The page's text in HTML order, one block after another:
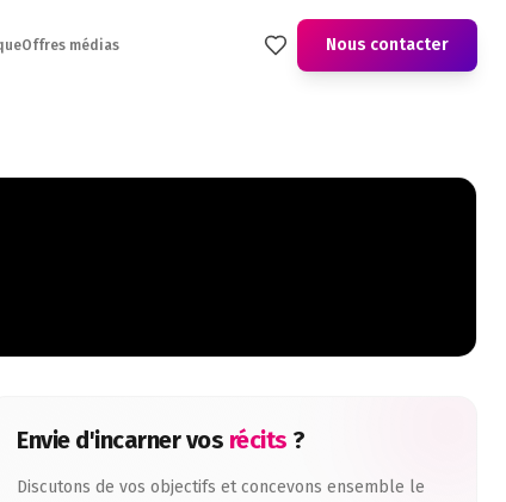
Offres médias Nous contacter
Envie d'incarner vos récits ?
Discutons de vos objectifs et concevons ensemble le